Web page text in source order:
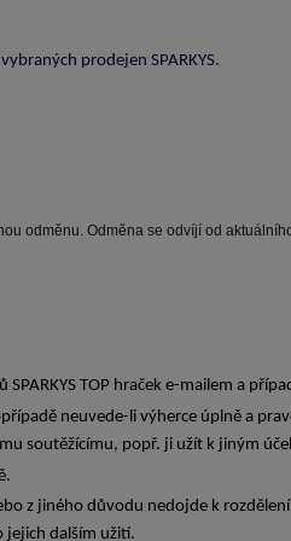
prodejen SPARKYS.
odměnu. Odměna se odvíjí od
TOP hraček e-mailem a
neuvede-li výherce úplně a
soutěžícímu, popř. ji užít k jiným
z jiného důvodu nedojde k
jejich dalším užití.